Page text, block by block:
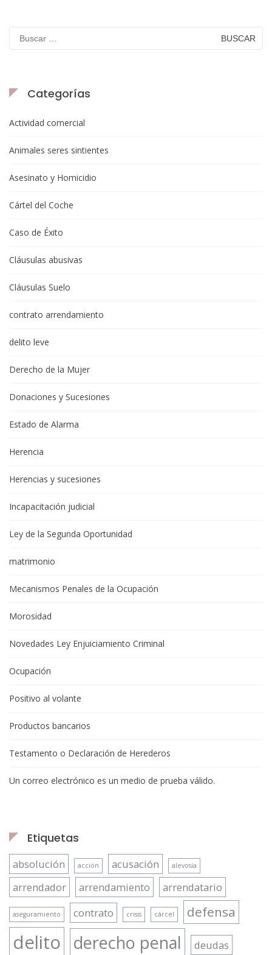
Categorías
Actividad comercial
Animales seres sintientes
Asesinato y Homicidio
Cártel del Coche
Caso de Éxito
Cláusulas abusivas
Cláusulas Suelo
contrato arrendamiento
delito leve
Derecho de la Mujer
Donaciones y Sucesiones
Estado de Alarma
Herencia
Herencias y sucesiones
Incapacitación judicial
Ley de la Segunda Oportunidad
matrimonio
Mecanismos Penales de la Ocupación
Morosidad
Novedades Ley Enjuiciamiento Criminal
Ocupación
Positivo al volante
Productos bancarios
Testamento o Declaración de Herederos
Un correo electrónico es un medio de prueba válido.
Etiquetas
absolución acción acusación alevosía
arrendador arrendamiento arrendatario
aseguramiento contrato crisis cárcel defensa
delito derecho penal deudas